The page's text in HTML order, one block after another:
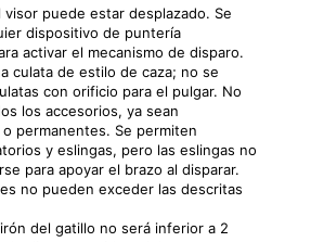
visor puede estar desplazado. Se
dispositivo de puntería
activar el mecanismo de disparo.
culata de estilo de caza; no se
con orificio para el pulgar. No
los accesorios, ya sean
permanentes. Se permiten
y eslingas, pero las eslingas no
para apoyar el brazo al disparar.
no pueden exceder las descritas
del gatillo no será inferior a 2